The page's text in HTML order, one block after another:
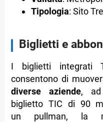
Tipologia: Sito
Biglietti e
I biglietti integrati
consentono di
diverse aziende, ad
biglietto TIC di 90
un pullman, la